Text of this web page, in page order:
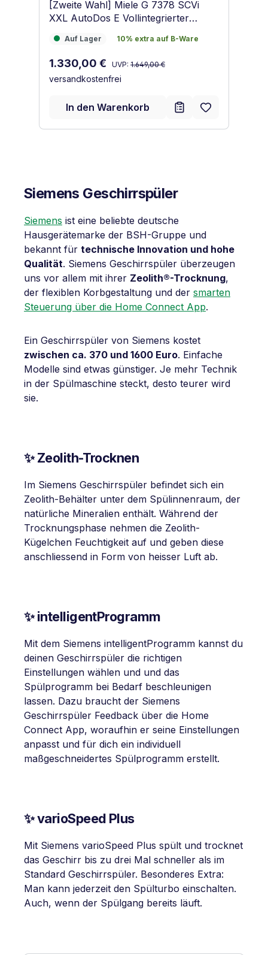
[Zweite Wahl] Miele G 7378 SCVi
XXL AutoDos E Vollintegrierter
Auf Lager
Auf Lager 10% extra auf B-Ware
10% extra auf B-Ware
Verkaufspreis:
1.330,00 € Regulärer Preis:
UVP: 1.649,00 €
versandkostenfrei
In den Warenkorb
Siemens Geschirrspüler
Siemens ist eine beliebte deutsche
Hausgerätemarke der BSH-Gruppe und
bekannt für technische Innovation und hohe
Qualität. Siemens Geschirrspüler überzeugen
uns vor allem mit ihrer Zeolith®-Trocknung,
der flexiblen Korbgestaltung und der smarten
Steuerung über die Home Connect App.
Ein Geschirrspüler von Siemens kostet
zwischen ca. 370 und 1600 Euro. Einfache
Modelle sind etwas günstiger. Je mehr Technik
in der Spülmaschine steckt, desto teurer wird
sie.
✨ Zeolith-Trocknen
Im Siemens Geschirrspüler befindet sich ein
Zeolith-Behälter unter dem Spülinnenraum, der
natürliche Mineralien enthält. Während der
Trocknungsphase nehmen die Zeolith-
Kügelchen Feuchtigkeit auf und geben diese
anschliessend in Form von heisser Luft ab.
✨ intelligentProgramm
Mit dem Siemens intelligentProgramm kannst du
deinen Geschirrspüler die richtigen
Einstellungen wählen und und das
Spülprogramm bei Bedarf beschleunigen
lassen. Dazu braucht der Siemens
Geschirrspüler Feedback über die Home
Connect App, woraufhin er seine Einstellungen
anpasst und für dich ein individuell
maßgeschneidertes Spülprogramm erstellt.
✨ varioSpeed Plus
Mit Siemens varioSpeed Plus spült und trocknet
das Geschirr bis zu drei Mal schneller als im
Standard Geschirrspüler. Besonderes Extra:
Man kann jederzeit den Spülturbo einschalten.
Auch, wenn der Spülgang bereits läuft.